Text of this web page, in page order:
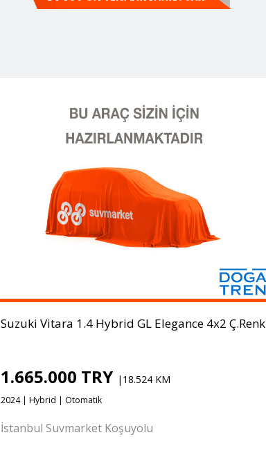
Suzuki Vitara 1.4 Hybrid GL Elegance 4x2 Ç.Renk
1.665.000 TRY |18.524 KM
2024 | Hybrid | Otomatik
İstanbul Suvmarket Koşuyolu